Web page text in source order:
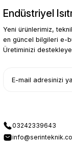
Endüstriyel
Yeni ürünlerimiz,
en güncel bilgileri e-
Üretiminizi
03242339643